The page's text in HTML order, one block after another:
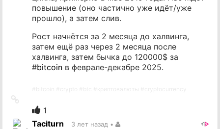
повышение (оно частично уже идёт/уже
прошло), а затем слив.
Рост начнётся за 2 месяца до халвинга,
затем ещё раз через 2 месяца после
халвинга, затем бычка до 120000$ за
#bitcoin в феврале-декабре 2025.
источник
1
Taciturn
3 лет назад •